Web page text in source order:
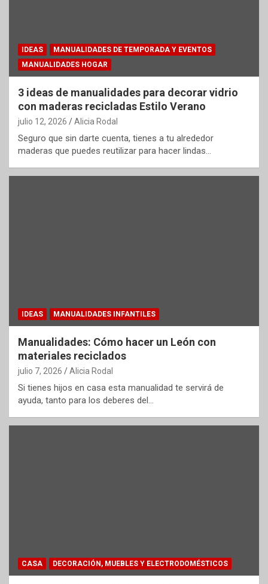
IDEAS
MANUALIDADES DE TEMPORADA Y EVENTOS
MANUALIDADES HOGAR
3 ideas de manualidades para decorar vidrio
con maderas recicladas Estilo Verano
julio 12, 2026 Alicia Rodal
Seguro que sin darte cuenta, tienes a tu alrededor
maderas que puedes reutilizar para hacer lindas…
IDEAS MANUALIDADES INFANTILES
Manualidades: Cómo hacer un León con
materiales reciclados
julio 7, 2026 Alicia Rodal
Si tienes hijos en casa esta manualidad te servirá de
ayuda, tanto para los deberes del…
CASA DECORACIÓN, MUEBLES Y ELECTRODOMÉSTICOS